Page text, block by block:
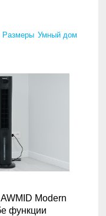
Размеры Умный дом
Modern
функции